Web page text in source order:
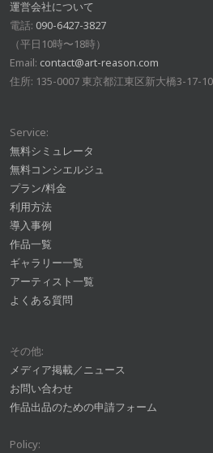
運営会社について
電話: 090-6427-3827
（平日10時〜18時）
Email: contact@art-reason.com
住所: 135-0007 東京都江東区新大橋3-17-
Service:
無料シミュレータ
無料コンシエルジュ
プラン/料金
利用方法
導入事例
作品一覧
ギャラリー一覧
アーティスト一覧
よくある質問
その他:
メディア掲載／ニュース
お問い合わせ
作品出品のための申請フォーム
Policy: